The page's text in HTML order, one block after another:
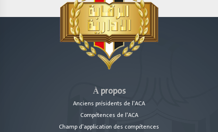
À propos
Anciens présidents de l'ACA
Compétences de l'ACA
Champ d'application des compétences